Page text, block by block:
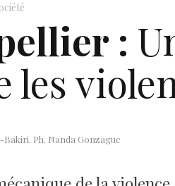
:
les
Ph. Nanda Gonzague